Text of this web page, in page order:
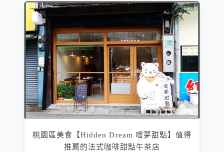
桃園區美食【Hidden Dream 嚐夢甜點】值得
推薦的法式咖啡甜點午茶店